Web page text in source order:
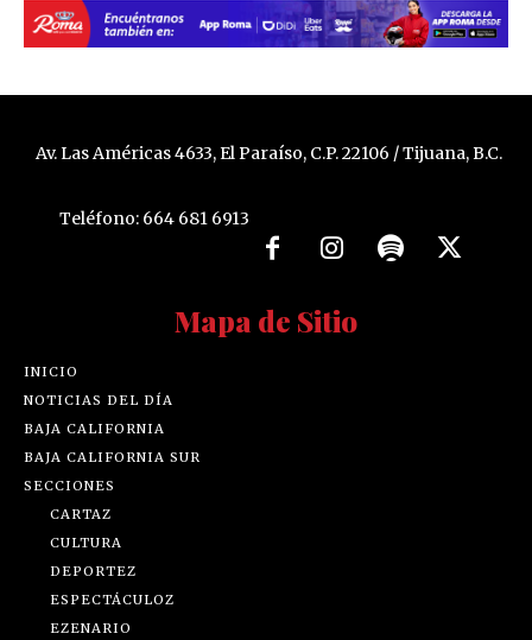
Av. Las Américas 4633, El Paraíso, C.P. 22106 / Tijuana, B.C.
Teléfono: 664 681 6913
Mapa de Sitio
INICIO
NOTICIAS DEL DÍA
BAJA CALIFORNIA
BAJA CALIFORNIA SUR
SECCIONES
CARTAZ
CULTURA
DEPORTEZ
ESPECTÁCULOZ
EZENARIO